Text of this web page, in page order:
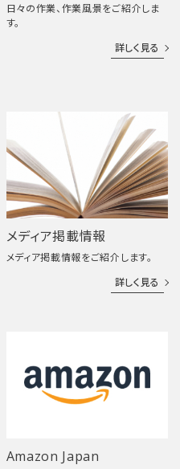
日々の作業、作業風景をご紹介しま
す。
詳しく見る
メディア掲載情報
メディア掲載情報をご紹介します。
詳しく見る
Amazon Japan